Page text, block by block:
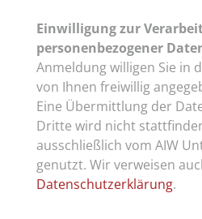
Einwilligung zur
personenbezogener
Anmeldung willigen Sie in
von Ihnen freiwillig
Eine Übermittlung der
Dritte wird nicht
ausschließlich vom AIW
genutzt. Wir verweisen
Datenschutzerklärung.